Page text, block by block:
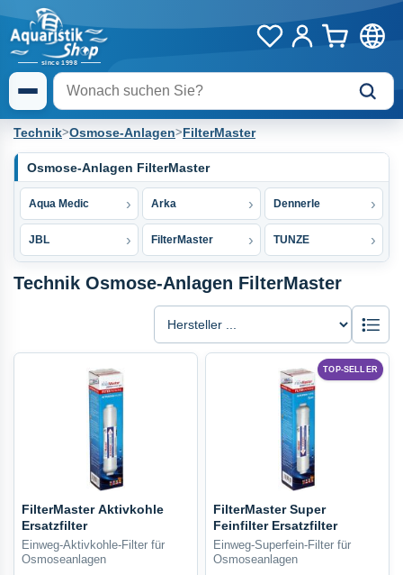
Technik>Osmose-Anlagen>FilterMaster
Osmose-Anlagen FilterMaster
Aqua Medic Arka Dennerle
JBL FilterMaster TUNZE
Technik Osmose-Anlagen FilterMaster
FilterMaster Aktivkohle
Ersatzfilter
Einweg-Aktivkohle-Filter für
Osmoseanlagen
TOP-SELLER
FilterMaster Super
Feinfilter Ersatzfilter
Einweg-Superfein-Filter für
Osmoseanlagen